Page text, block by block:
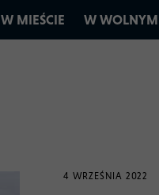
W MIEŚCIE W WOLNYM
4 WRZEŚNIA 2022